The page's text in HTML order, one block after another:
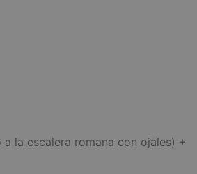
la escalera romana con ojales) +